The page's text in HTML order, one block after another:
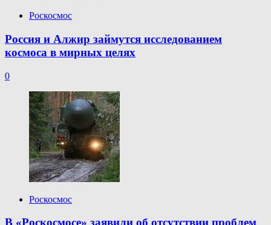
Роскосмос
Россия и Алжир займутся исследованием
космоса в мирных целях
0
Роскосмос